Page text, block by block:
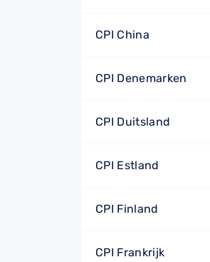
CPI China
CPI Denemarken
CPI Duitsland
CPI Estland
CPI Finland
CPI Frankrijk